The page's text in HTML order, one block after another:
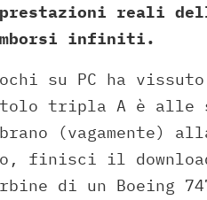
reali
infiniti.
su PC ha
tripla A è alle
(vagamente)
finisci il
di un Boeing